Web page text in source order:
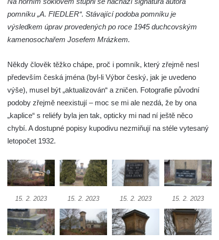
Pomník obětem 2. světové války v ulici 1.
máje v Lužci nad Vltavou
Pomník obětem válek v ulici 1. máje v Lužci
Hrob Vladislava Neumana v Hostíně u
Pomník obětem válek před hřbitovem v
Hostíně u Vojkovic
Kenotaf Václava Floriána na hřbitově v
Lužci nad Vltavou
nad Vltavou
Hrob Václava Kufnera na hřbitově v Lužci
nad Vltavou
Pomník vojákům Rudé armády na hřbitově
v Lužci nad Vltavou
pomníku „A. FIEDLER“. Stávající podoba pomníku je
výsledkem úprav provedených po roce 1945 duchcovským
kamenosochařem Josefem Mrázkem.
Někdy člověk těžko chápe, proč i pomník, který zřejmě nesl
především česká jména (byl-li Výbor český, jak je uvedeno
výše), musel být „aktualizován“ a zničen. Fotografie původní
podoby zřejmě neexistují – moc se mi ale nezdá, že by ona
„kaplice“ s reliéfy byla jen tak, opticky mi nad ní ještě něco
chybí. A dostupné popisy kupodivu nezmiňují na stéle vytesaný
letopočet 1932.
15. 2. 2023 15. 2. 2023 15. 2. 2023 15. 2. 2023